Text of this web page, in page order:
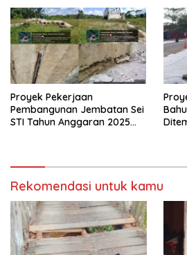
Proyek Pekerjaan
Pembangunan Jembatan Sei
STI Tahun Anggaran 2025
Rekomendasi untuk kamu